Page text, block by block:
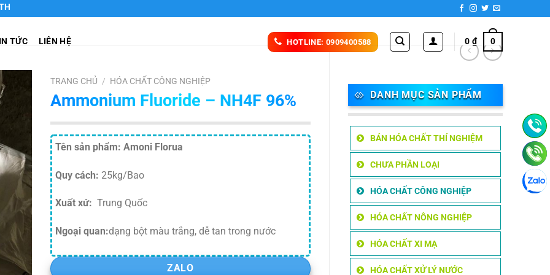
TỨC LIÊN HỆ HOTLINE: 0909400588 0₫ 0
DANH MỤC SẢN PHẨM
BÁN HÓA CHẤT THÍ NGHIỆM
CHƯA PHẦN LOẠI
HÓA CHẤT CÔNG NGHIỆP
HÓA CHẤT NÔNG NGHIỆP
HÓA CHẤT XI MẠ
HÓA CHẤT XỬ LÝ NƯỚC
TRANG CHỦ / HÓA CHẤT CÔNG NGHIỆP
Ammonium Fluoride – NH4F 96%
Tên sản phẩm: Amoni Florua
Quy cách: 25kg/Bao
Xuất xứ: Trung Quốc
Ngoại quan:dạng bột màu trắng, dễ tan trong nước
ZALO